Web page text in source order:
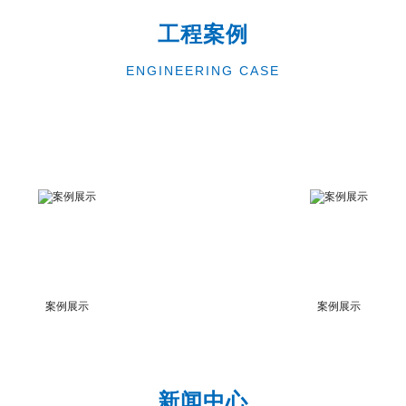
工程案例
ENGINEERING CASE
案例展示 案例展示
新闻中心